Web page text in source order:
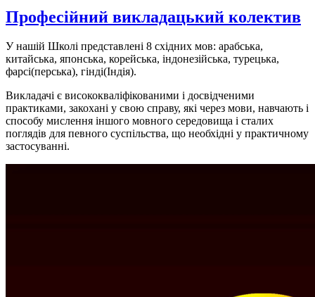
Професійний викладацький колектив
У нашій Школі представлені 8 східних мов: арабська,
китайська, японська, корейська, індонезійська, турецька,
фарсі(перська), гінді(Індія).
Викладачі є висококваліфікованими і досвідченими
практиками, закохані у свою справу, які через мови, навчають і
способу мислення іншого мовного середовища і сталих
поглядів для певного суспільства, що необхідні у практичному
застосуванні.